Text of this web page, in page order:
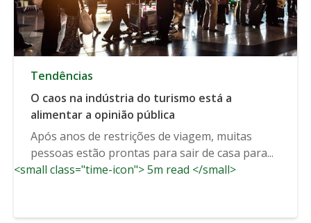
Tendências
O caos na indústria do turismo está a
alimentar a opinião pública
Após anos de restrições de viagem, muitas
pessoas estão prontas para sair de casa para...
<small class="time-icon"> 5m read </small>